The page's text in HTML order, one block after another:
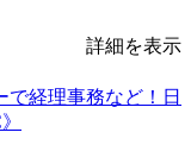
詳細を表示